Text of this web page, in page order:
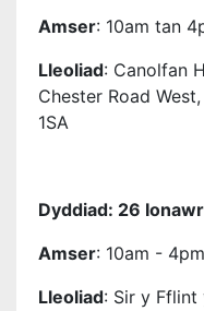
Amser: 10am tan
Lleoliad: Canolfan
Chester Road
1SA
Dyddiad: 26
Amser: 10am - 4pm
Lleoliad: Sir y Fflint